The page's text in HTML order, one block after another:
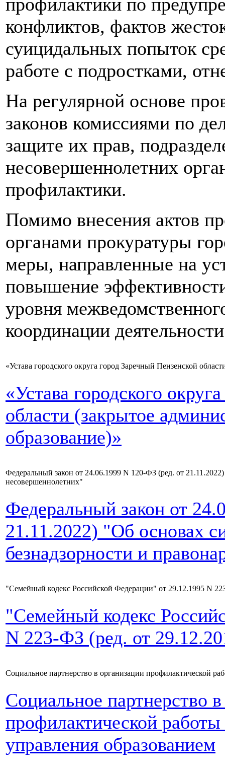
конфликтов, фактов
суицидальных попыток
работе с подростками,
На регулярной основе
законов комиссиями по
защите их прав,
несовершеннолетних
профилактики.
Помимо внесения актов
органами прокуратуры
меры, направленные на
повышение
уровня
координации
«Устава городского округа город Заречный Пензенской
«Устава городского
области (закрытое
образование)»
Федеральный закон от 24.06.1999 N 120-ФЗ (ред. от
несовершеннолетних"
Федеральный закон от
21.11.2022) "Об основах
безнадзорности и
"Семейный кодекс Российской Федерации" от 29.12.1995 N
"Семейный кодекс
N 223-ФЗ (ред. от
Социальное партнерство в организации профилактической
Социальное партнерство
профилактической
управления образованием